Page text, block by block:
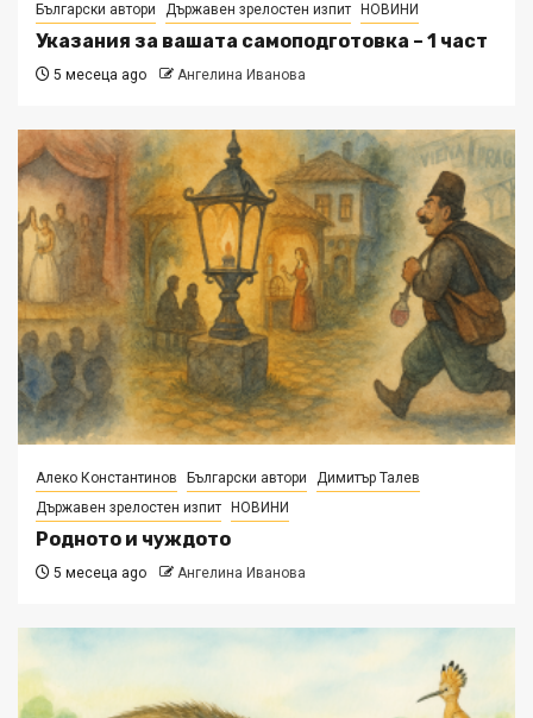
Български автори Държавен зрелостен изпит НОВИНИ
Указания за вашата самоподготовка – 1 част
5 месеца ago Ангелина Иванова
Алеко Константинов Български автори
Димитър Талев
Държавен зрелостен изпит
НОВИНИ
Родното и чуждото
5 месеца ago Ангелина Иванова